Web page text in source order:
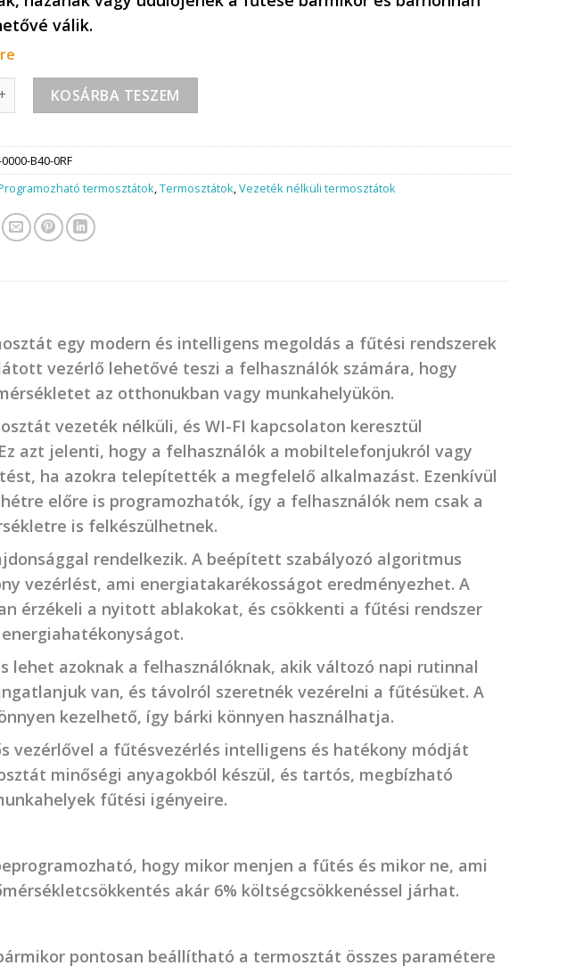
válik.
B400RF WI-FI termosztát mennyiség
KOSÁRBA TESZEM
B40-0RF
termosztátok,Termosztátok,Vezeték nélküli termosztátok
egy modern és intelligens megoldás a fűtési rendszerek
vezérlő lehetővé teszi a felhasználók számára, hogy
az otthonukban vagy munkahelyükön.
vezeték nélküli, és WI-FI kapcsolaton keresztül
azt jelenti, hogy a felhasználók a mobiltelefonjukról vagy
ha azokra telepítették a megfelelő alkalmazást. Ezenkívül
előre is programozhatók, így a felhasználók nem csak a
is felkészülhetnek.
rendelkezik. A beépített szabályozó algoritmus
vezérlést, ami energiatakarékosságot eredményezhet. A
érzékeli a nyitott ablakokat, és csökkenti a fűtési rendszer
lehet azoknak a felhasználóknak, akik változó napi rutinnal
van, és távolról szeretnék vezérelni a fűtésüket. A
kezelhető, így bárki könnyen használhatja.
vezérlővel a fűtésvezérlés intelligens és hatékony módját
minőségi anyagokból készül, és tartós, megbízható
fűtési igényeire.
hogy mikor menjen a fűtés és mikor ne, ami
akár 6% költségcsökkenéssel járhat.
pontosan beállítható a termosztát összes paramétere